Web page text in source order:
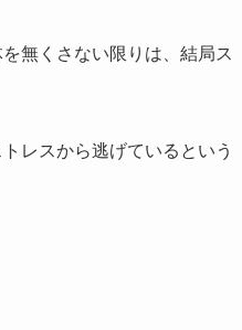
無くさない限りは、結局ス
レスから逃げているという